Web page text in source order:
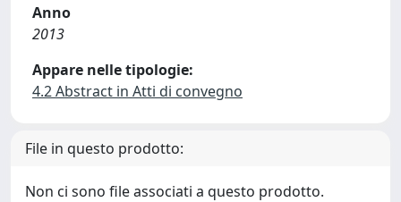
Anno
2013
Appare nelle tipologie:
4.2 Abstract in Atti di convegno
File in questo prodotto:
Non ci sono file associati a questo prodotto.